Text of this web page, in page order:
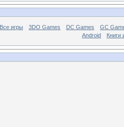
Все игры 3DO Games DC Games
GC
Android
Книги